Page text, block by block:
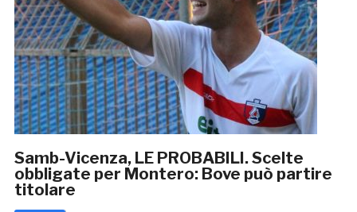
Samb-Vicenza, LE PROBABILI. Scelte
obbligate per Montero: Bove può partire
titolare